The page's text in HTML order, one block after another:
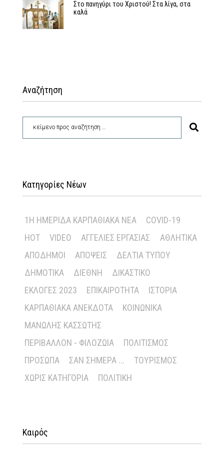
Στο πανηγύρι του Χριστού! Στα λίγα, στα
καλά
Αναζήτηση
Κατηγορίες Νέων
1Η ΗΜΕΡΊΔΑ ΚΑΡΠΑΘΙΑΚΆ ΝΈΑ
COVID-19
HOT
VIDEO ΑΓΓΕΛΊΕΣ ΕΡΓΑΣΊΑΣ
ΑΘΛΗΤΙΚΆ
ΑΠΌΔΗΜΟΙ
ΑΠΌΨΕΙΣ
ΔΕΛΤΊΑ ΤΎΠΟΥ
ΔΗΜΟΤΙΚΆ
ΔΙΕΘΝΉ
ΔΙΚΑΣΤΙΚΌ
ΕΚΛΟΓΈΣ 2023
ΕΠΙΚΑΙΡΌΤΗΤΑ
ΙΣΤΟΡΊΑ
ΚΑΡΠΑΘΙΑΚΆ ΑΝΈΚΔΟΤΑ
ΚΟΙΝΩΝΙΚΆ
ΜΑΝΏΛΗΣ ΚΑΣΣΏΤΗΣ
ΠΕΡΙΒΆΛΛΟΝ - ΦΙΛΟΖΩΊΑ
ΠΟΛΙΤΙΣΜΌΣ
ΠΡΌΣΩΠΑ
ΣΑΝ ΣΉΜΕΡΑ ...
ΤΟΥΡΙΣΜΌΣ
ΧΩΡΊΣ ΚΑΤΗΓΟΡΊΑ
ΠΟΛΙΤΙΚΉ
Καιρός